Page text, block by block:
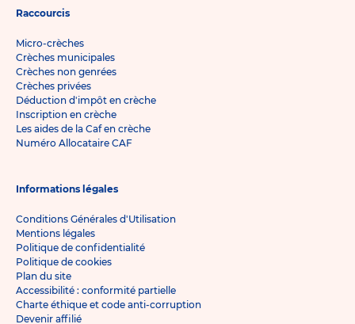
Raccourcis
Micro-crèches
Crèches municipales
Crèches non genrées
Crèches privées
Déduction d'impôt en crèche
Inscription en crèche
Les aides de la Caf en crèche
Numéro Allocataire CAF
Informations légales
Conditions Générales d'Utilisation
Mentions légales
Politique de confidentialité
Politique de cookies
Plan du site
Accessibilité : conformité partielle
Charte éthique et code anti-corruption
Devenir affilié